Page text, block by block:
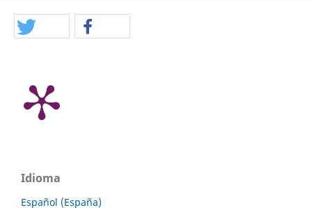
Idioma
Español (España)